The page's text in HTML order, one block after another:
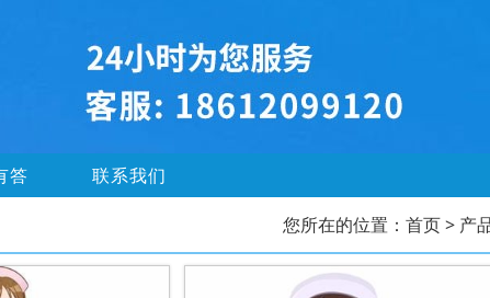
答 联系我们
您所在的位置： 首页> 产